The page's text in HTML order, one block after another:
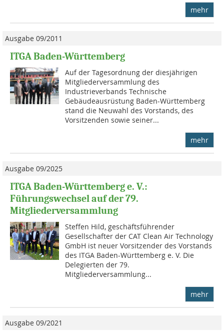
mehr
Ausgabe 09/2011
ITGA Baden-Württemberg
Auf der Tagesordnung der diesjährigen
Mitgliederversammlung des
Industrieverbands Technische
Gebäudeausrüstung Baden-Württemberg
stand die Neuwahl des Vorstands, des
Vorsitzenden sowie seiner...
mehr
Ausgabe 09/2025
ITGA Baden-Württemberg e. V.:
Führungswechsel auf der 79.
Mitgliederversammlung
Steffen Hild, geschäftsführender
Gesellschafter der CAT Clean Air Technology
GmbH ist neuer Vorsitzender des Vorstands
des ITGA Baden-Württemberg e. V. Die
Delegierten der 79.
Mitgliederversammlung...
mehr
Ausgabe 09/2021